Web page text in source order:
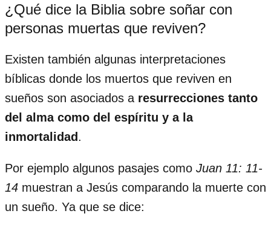
¿Qué dice la Biblia sobre soñar con
personas muertas que reviven?
Existen también algunas interpretaciones
bíblicas donde los muertos que reviven en
sueños son asociados a resurrecciones tanto
del alma como del espíritu y a la
inmortalidad.
Por ejemplo algunos pasajes como Juan 11: 11-
14 muestran a Jesús comparando la muerte con
un sueño. Ya que se dice: